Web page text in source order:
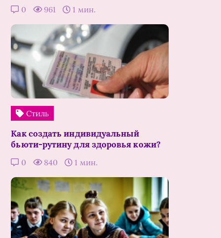
0 961 1 мин.
Стиль
Как создать индивидуальный
бьюти-рутину для здоровья кожи?
0 840 1 мин.